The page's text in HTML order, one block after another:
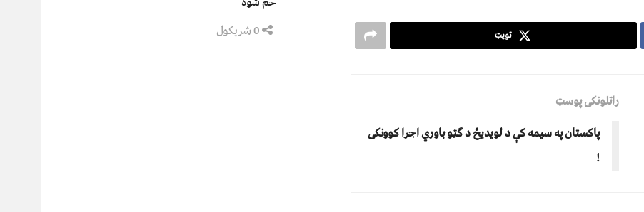
ټویټ
راتلونکی پوسټ
پاکستان په سیمه کې د لویدیځ د ګټو باوري اجرا کوونکی
!